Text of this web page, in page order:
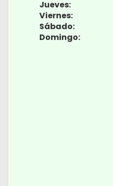
Jueves:
Viernes:
Sábado:
Domingo: